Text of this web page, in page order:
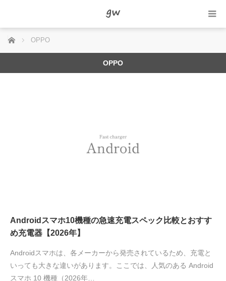
ホーム OPPO
OPPO
Androidスマホ10機種の急速充電スペック比較とおすす
め充電器【2026年】
Androidスマホは、各メーカーから発売されているため、充電と
いっても大きな違いがあります。ここでは、人気のある Android
スマホ 10 機種（2026年…